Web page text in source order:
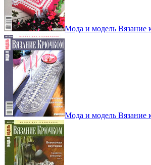
Мода и модель Вязание
Мода и модель Вязание